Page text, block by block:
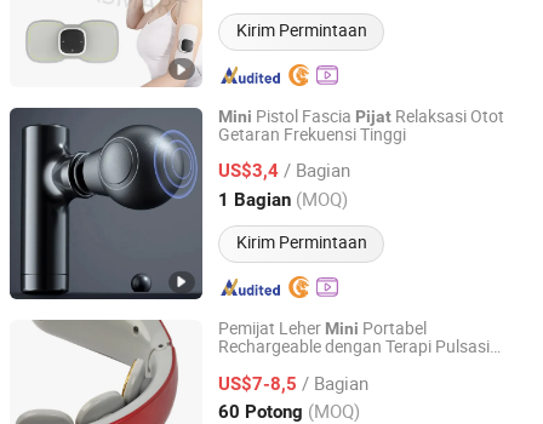
Kirim Permintaan
Mini Pistol Fascia Pijat Relaksasi Otot
Getaran Frekuensi Tinggi
US$3,4 / Bagian
1 Bagian (MOQ)
Kirim Permintaan
Wenzhou Shifengxu Technology Co., Ltd.
Zhejiang, China Harga mulai 2026
Pemijat Leher Mini Portabel
Rechargeable dengan Terapi Pulsasi
US$7-8,5 / Bagian
60 Potong (MOQ)
Wenzhou Hexi Electronic Technology Co., Ltd.
Zhejiang, China Harga mulai 2020